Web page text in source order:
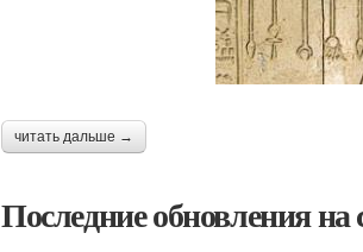
читать дальше →
Последние обновления на